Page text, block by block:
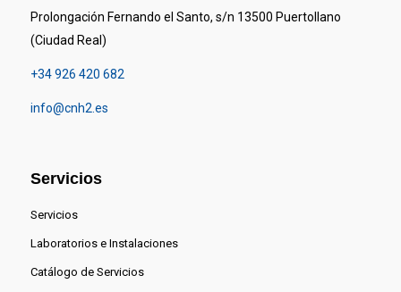
Prolongación Fernando el Santo, s/n 13500 Puertollano
(Ciudad Real)
+34 926 420 682
info@cnh2.es
Servicios
Servicios
Laboratorios e Instalaciones
Catálogo de Servicios